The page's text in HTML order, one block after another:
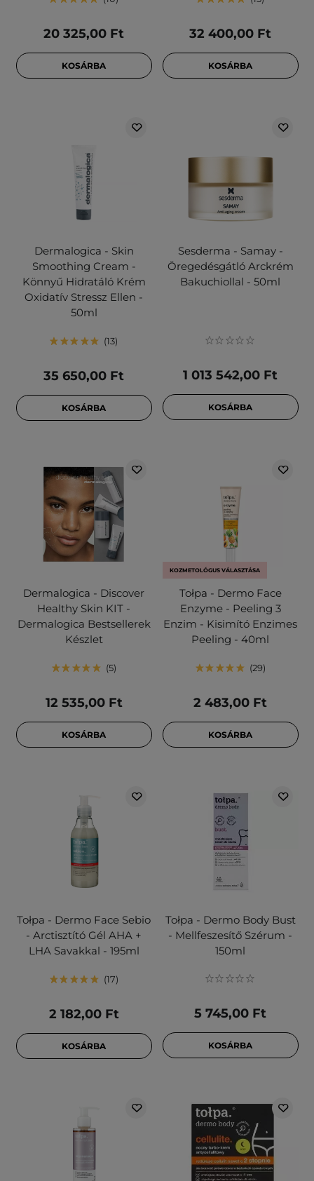
20 325,00 Ft
KOSÁRBA
32 400,00 Ft
KOSÁRBA
Dermalogica - Skin
Smoothing Cream -
Könnyű Hidratáló Krém
Oxidatív Stressz Ellen -
50ml
13
35 650,00 Ft
KOSÁRBA
Sesderma - Samay -
Öregedésgátló Arckrém
Bakuchiollal - 50ml
1 013 542,00 Ft
KOSÁRBA
Dermalogica - Discover
Healthy Skin KIT -
Dermalogica Bestsellerek
Készlet
5
12 535,00 Ft
KOSÁRBA
KOZMETOLÓGUS VÁLASZTÁSA
Tołpa - Dermo Face
Enzyme - Peeling 3
Enzim - Kisimító Enzimes
Peeling - 40ml
29
2 483,00 Ft
KOSÁRBA
Tołpa - Dermo Face Sebio
- Arctisztító Gél AHA +
LHA Savakkal - 195ml
17
2 182,00 Ft
KOSÁRBA
Tołpa - Dermo Body Bust
- Mellfeszesítő Szérum -
150ml
5 745,00 Ft
KOSÁRBA